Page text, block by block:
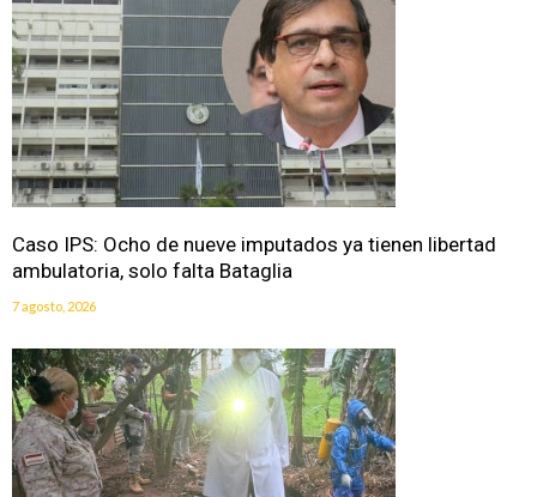
Caso IPS: Ocho de nueve imputados ya tienen libertad
ambulatoria, solo falta Bataglia
7 agosto, 2026